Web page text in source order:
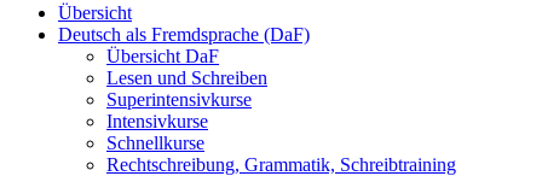
Übersicht
Deutsch als Fremdsprache (DaF)
Übersicht DaF
Lesen und Schreiben
Superintensivkurse
Intensivkurse
Schnellkurse
Rechtschreibung, Grammatik, Schreibtraining